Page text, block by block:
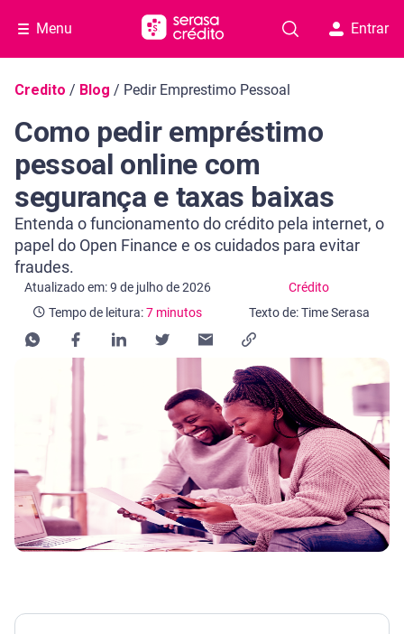
Menu Entrar
Navegação do blog
Credito / Blog / Pedir Emprestimo Pessoal
Como pedir empréstimo
pessoal online com
segurança e taxas baixas
Entenda o funcionamento do crédito pela internet, o
papel do Open Finance e os cuidados para evitar
fraudes.
Atualizado em: 9 de julho de 2026 Crédito
Categoria Crédito
Tempo de leitura:7 minutos
Tempo de leitura: 7 minutos
Texto de: Time Serasa